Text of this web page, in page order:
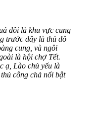
đồi là khu vực cung
trước đây là thủ đô
cung, và ngôi
là hội chợ Tết.
ạ, Lào chủ yếu là
công chả nổi bật